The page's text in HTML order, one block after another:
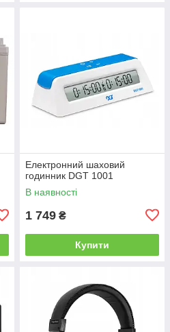
Електронний шаховий
годинник DGT 1001
В наявності
1 749 ₴
Купити